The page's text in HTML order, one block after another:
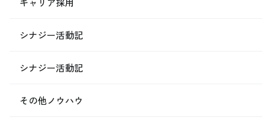
シナジー活動記
シナジー活動記
その他ノウハウ